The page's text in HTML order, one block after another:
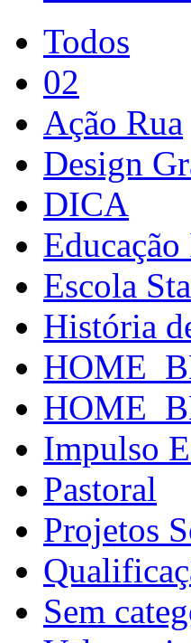
Todos
02
Ação Rua
Design
DICA
Escola
História
Impulso
Pastoral
Projetos
Sem